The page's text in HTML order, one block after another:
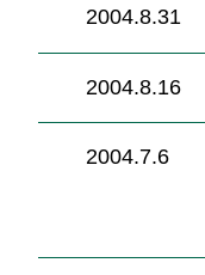
2004.8.31
2004.8.16
2004.7.6